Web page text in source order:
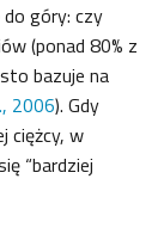
góry: czy
(ponad 80% z
bazuje na
2006). Gdy
ciężcy, w
“bardziej